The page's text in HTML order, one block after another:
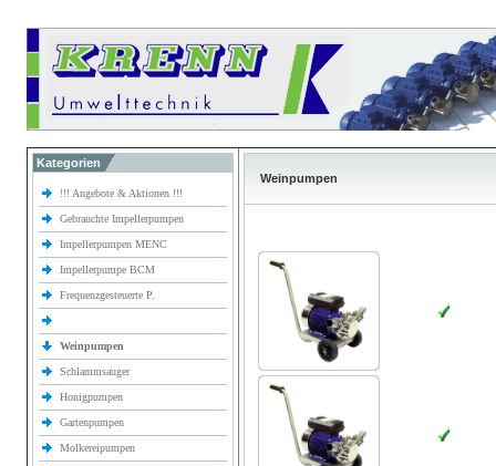
Kategorien
!!! Angebote & Aktionen !!!
Gebrauchte Impellerpumpen
Impellerpumpen MENC
Impellerpumpe BCM
Frequenzgesteuerte P.
Weinpumpen
Schlammsauger
Honigpumpen
Gartenpumpen
Molkereipumpen
Weinpumpen